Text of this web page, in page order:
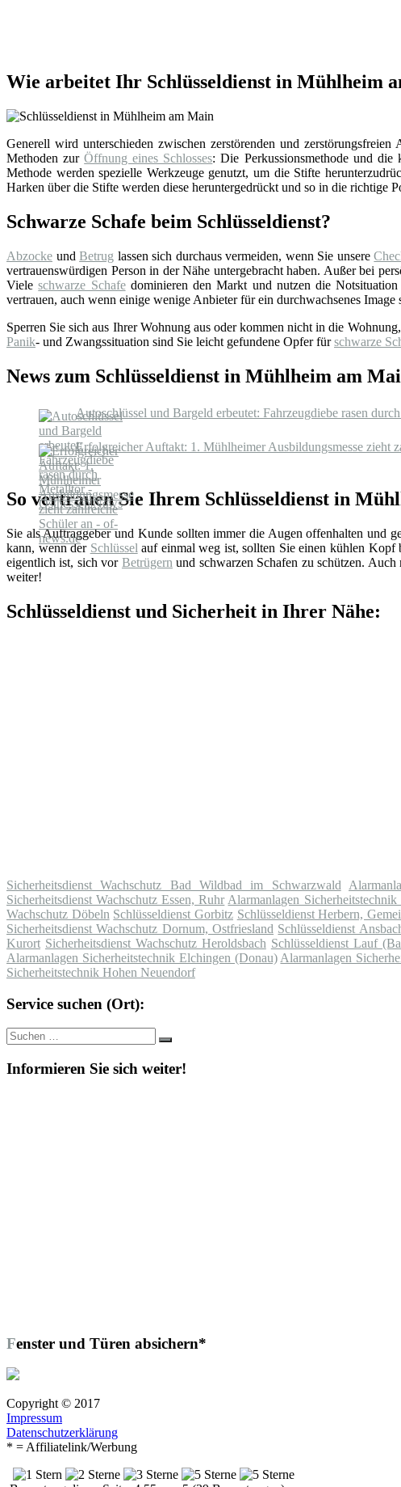
Wie arbeitet Ihr Schlüsseldienst in Mühlheim
Generell wird unterschieden zwischen zerstörenden und
Methoden zurÖffnung eines Schlosses: Die Perkussionsmethode und die
Methode werden spezielle Werkzeuge genutzt, um die Stifte
Harken über die Stifte werden diese heruntergedrückt und so in die richtige
Schwarze Schafe beim Schlüsseldienst?
Abzocke undBetrug lassen sich durchaus vermeiden, wenn Sie unsere
vertrauenswürdigen Person in der Nähe untergebracht haben. Außer bei
Vieleschwarze Schafedominieren den Markt und nutzen die
vertrauen, auch wenn einige wenige Anbieter für ein durchwachsenes Image
Sperren Sie sich aus Ihrer Wohnung aus oder kommen nicht in die
Panik- und Zwangssituation sind Sie leicht gefundene Opfer fürschwarze
News zum Schlüsseldienst in Mühlheim am
Autoschlüssel und Bargeld erbeutet: Fahrzeugdiebe rasen
Erfolgreicher Auftakt: 1. Mühlheimer Ausbildungsmesse zieht
So vertrauen Sie Ihrem Schlüsseldienst in
Sie als Auftraggeber und Kunde sollten immer die Augen offenhalten und
kann, wenn der Schlüssel auf einmal weg ist, sollten Sie einen kühlen
eigentlich ist, sich vor Betrügern und schwarzen Schafen zu schützen.
weiter!
Schlüsseldienst und Sicherheit in Ihrer Nähe:
Sicherheitsdienst Wachschutz Bad Wildbad im Schwarzwald
Sicherheitsdienst Wachschutz Essen, Ruhr Alarmanlagen
Wachschutz Döbeln Schlüsseldienst Gorbitz Schlüsseldienst Herbern,
Sicherheitsdienst Wachschutz Dornum, Ostfriesland Schlüsseldienst
Kurort Sicherheitsdienst Wachschutz Heroldsbach Schlüsseldienst Lauf
Alarmanlagen Sicherheitstechnik Elchingen (Donau) Alarmanlagen
Sicherheitstechnik Hohen Neuendorf
Service suchen (Ort):
Suche
nach:
Suchen
Informieren Sie sich weiter!
Fenster und Türen absichern*
Copyright © 2017
Impressum
Datenschutzerklärung
* = Affiliatelink/Werbung